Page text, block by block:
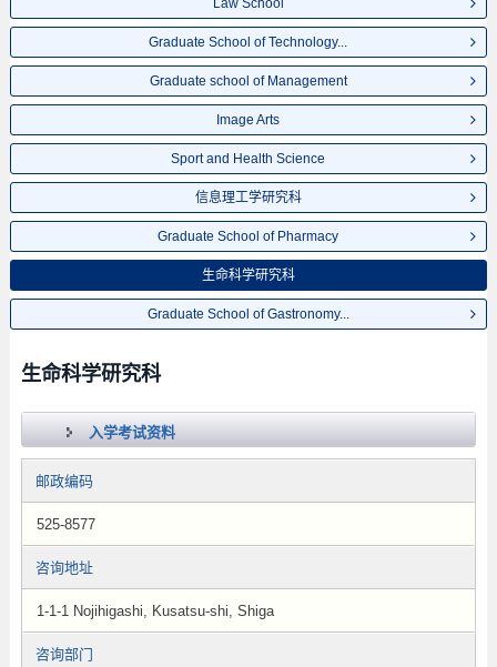
Law School
Graduate School of Technology...
Graduate school of Management
Image Arts
Sport and Health Science
信息理工学研究科
Graduate School of Pharmacy
生命科学研究科
Graduate School of Gastronomy...
生命科学研究科
入学考试资料
邮政编码
525-8577
咨询地址
1-1-1 Nojihigashi, Kusatsu-shi, Shiga
咨询部门